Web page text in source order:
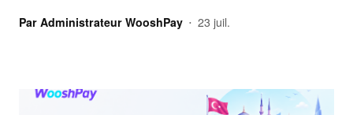
Par Administrateur WooshPay • 23 juil.